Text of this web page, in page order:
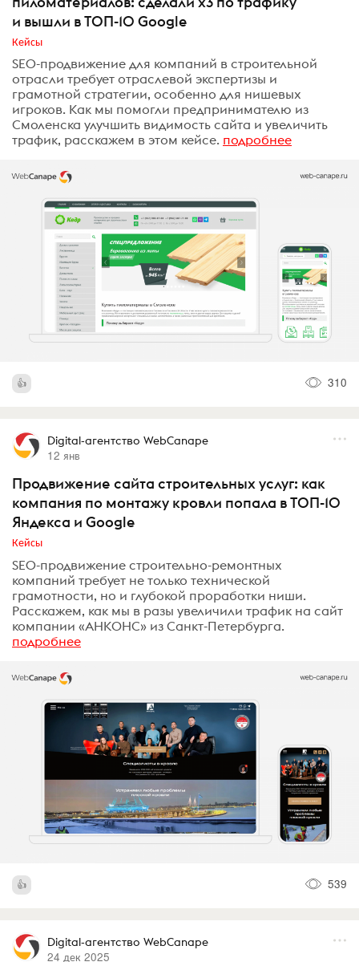
и вышли в ТОП-10 Google
Кейсы
SEO-продвижение для компаний в строительной
отрасли требует отраслевой экспертизы и
грамотной стратегии, особенно для нишевых
игроков. Как мы помогли предпринимателю из
Смоленска улучшить видимость сайта и увеличить
трафик, расскажем в этом кейсе. подробнее
310
Digital-агентство WebCanape
12 янв
Продвижение сайта строительных услуг: как
компания по монтажу кровли попала в ТОП-10
Яндекса и Google
Кейсы
SEO-продвижение строительно-ремонтных
компаний требует не только технической
грамотности, но и глубокой проработки ниши.
Расскажем, как мы в разы увеличили трафик на сайт
компании «АНКОНС» из Санкт-Петербурга.
подробнее
539
Digital-агентство WebCanape
24 дек 2025